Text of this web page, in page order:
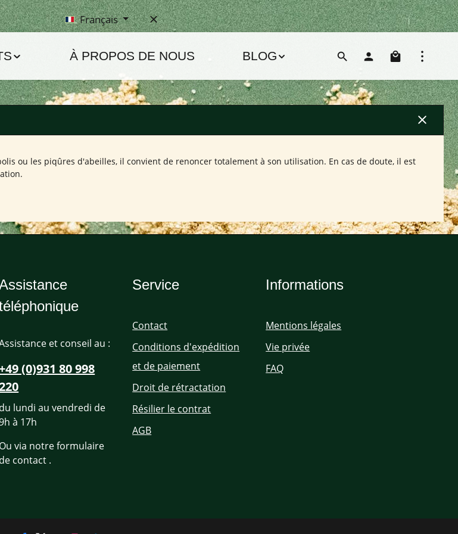
Français
À PROPOS DE NOUS BLOG Le
ou les piqûres d'abeilles, il convient de renoncer totalement à son utilisation. En cas de doute, il est
et conseil au :
(0)931 80 998
du lundi au vendredi de
à 17h
Ou via notre formulaire
de contact .
Service
Contact
Conditions d'expédition
et de paiement
Droit de rétractation
Résilier le contrat
AGB
Informations
Mentions légales
Vie privée
FAQ